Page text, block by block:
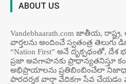
ABOUT US
Vandebhaarath.com జాతీయ,
వార్తలను అందించే స్వతంత్ర
“Nation First” అనే దృక్పథంతో,
ప్రజా అవగాహనకు ప్రాధాన్యతనిస్తూ
అభిప్రాయాలను ప్రతిబింబించేలా
పారదర్శక వార్తా వేదికగా సేవ చేయడం